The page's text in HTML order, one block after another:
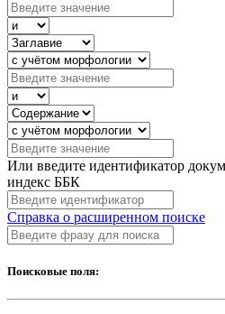
Или введите идентификатор
индекс ББК
Справка о расширенном поиске
Поисковые поля: